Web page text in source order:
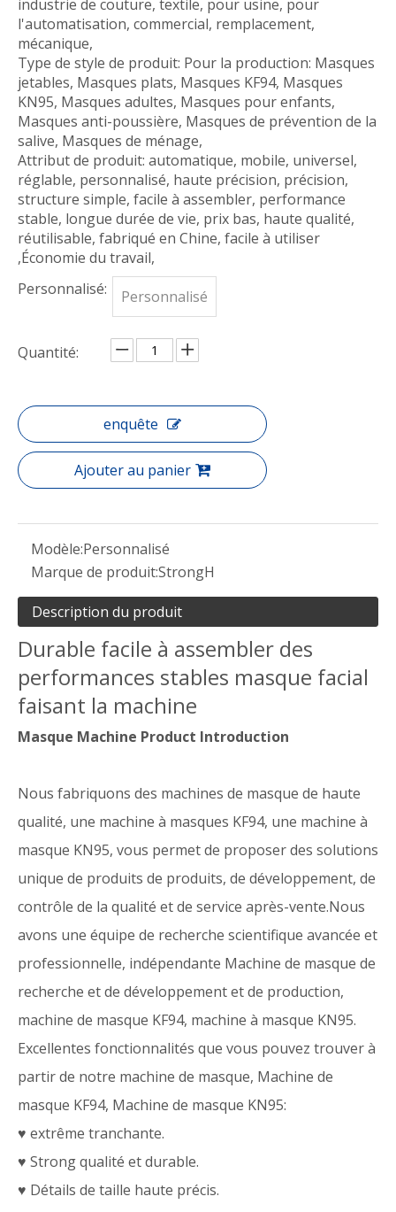
industrie de couture, textile, pour usine, pour
l'automatisation, commercial, remplacement,
mécanique,
Type de style de produit: Pour la production: Masques
jetables, Masques plats, Masques KF94, Masques
KN95, Masques adultes, Masques pour enfants,
Masques anti-poussière, Masques de prévention de la
salive, Masques de ménage,
Attribut de produit: automatique, mobile, universel,
réglable, personnalisé, haute précision, précision,
structure simple, facile à assembler, performance
stable, longue durée de vie, prix bas, haute qualité,
réutilisable, fabriqué en Chine, facile à utiliser
,Économie du travail,
Personnalisé:
Personnalisé
Quantité:
enquête
Ajouter au panier
Modèle:Personnalisé
Marque de produit:StrongH
Description du produit
Durable facile à assembler des
performances stables masque facial
faisant la machine
Masque Machine Product Introduction
Nous fabriquons des machines de masque de haute
qualité, une machine à masques KF94, une machine à
masque KN95, vous permet de proposer des solutions
unique de produits de produits, de développement, de
contrôle de la qualité et de service après-vente.Nous
avons une équipe de recherche scientifique avancée et
professionnelle, indépendante Machine de masque de
recherche et de développement et de production,
machine de masque KF94, machine à masque KN95.
Excellentes fonctionnalités que vous pouvez trouver à
partir de notre machine de masque, Machine de
masque KF94, Machine de masque KN95:
♥ extrême tranchante.
♥ Strong qualité et durable.
♥ Détails de taille haute précis.